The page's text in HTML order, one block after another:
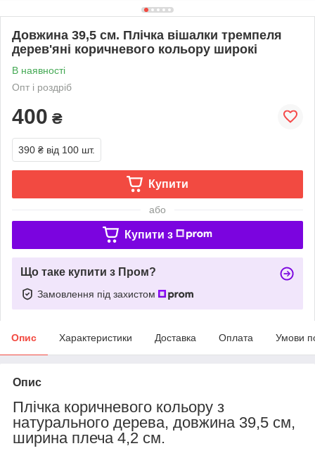
Довжина 39,5 см. Плічка вішалки тремпеля
дерев'яні коричневого кольору широкі
В наявності
Опт і роздріб
400 ₴
390 ₴ від 100 шт.
Купити
або
Купити з
Що таке купити з Пром?
Замовлення під захистом
Опис Характеристики Доставка Оплата Умови
Опис
Плічка коричневого кольору з
натурального дерева, довжина 39,5 см,
ширина плеча 4,2 см.